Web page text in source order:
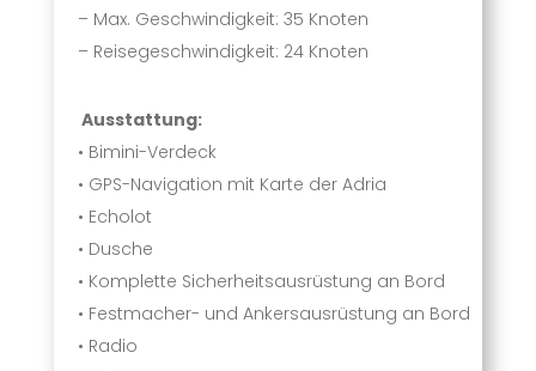
– Max. Geschwindigkeit: 35 Knoten
– Reisegeschwindigkeit: 24 Knoten
Ausstattung:
• Bimini-Verdeck
• GPS-Navigation mit Karte der Adria
• Echolot
• Dusche
• Komplette Sicherheitsausrüstung an Bord
• Festmacher- und Ankersausrüstung an Bord
• Radio